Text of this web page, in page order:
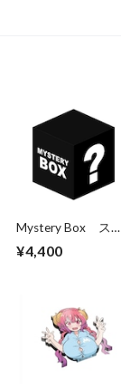
Mystery Box ステ
¥4,400